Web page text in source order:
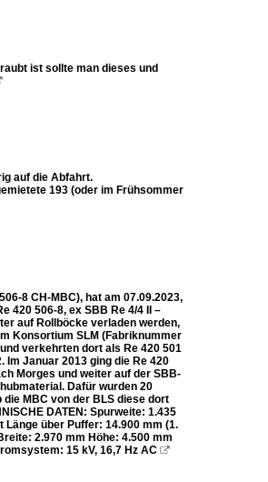
ist sollte man dieses und
auf die Abfahrt.
193 (oder im Frühsommer
8 CH-MBC), hat am 07.09.2023,
420 506-8, ex SBB Re 4/4 II –
auf Rollböcke verladen werden,
Konsortium SLM (Fabriknummer
verkehrten dort als Re 420 501
Im Januar 2013 ging die Re 420
Morges und weiter auf der SBB-
Dafür wurden 20
MBC von der BLS diese dort
DATEN: Spurweite: 1.435
über Puffer: 14.900 mm (1.
2.970 mm Höhe: 4.500 mm
15 kV, 16,7 Hz AC 